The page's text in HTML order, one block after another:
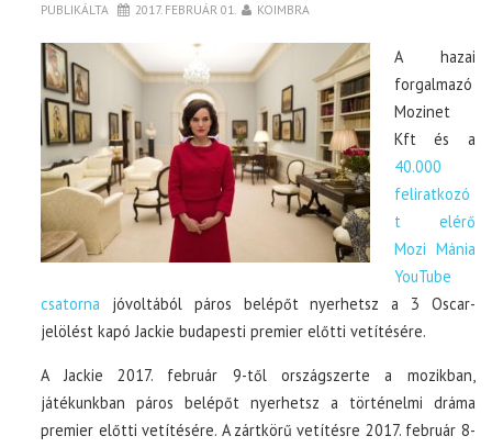
PUBLIKÁLTA 2017. FEBRUÁR 01. KOIMBRA
A hazai
forgalmazó
Mozinet
Kft és a
40.000
feliratkozó
t elérő
Mozi Mánia
YouTube
csatorna jóvoltából páros belépőt nyerhetsz a 3 Oscar-
jelölést kapó Jackie budapesti premier előtti vetítésére.
A Jackie 2017. február 9-től országszerte a mozikban,
játékunkban páros belépőt nyerhetsz a történelmi dráma
premier előtti vetítésére. A zártkörű vetítésre 2017. február 8-